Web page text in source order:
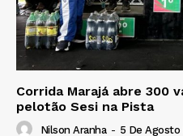
Corrida Marajá abre 300
pelotão Sesi na Pista
Nilson Aranha - 5 De Agosto